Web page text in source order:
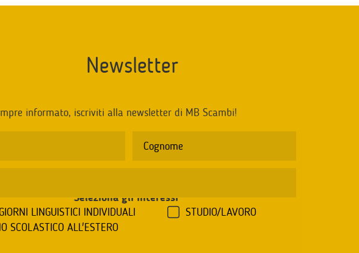
Newsletter
informato, iscriviti alla newsletter di MB Scambi!
Seleziona gli interessi
LINGUISTICI INDIVIDUALI
STUDIO/LAVORO
SCOLASTICO ALL'ESTERO